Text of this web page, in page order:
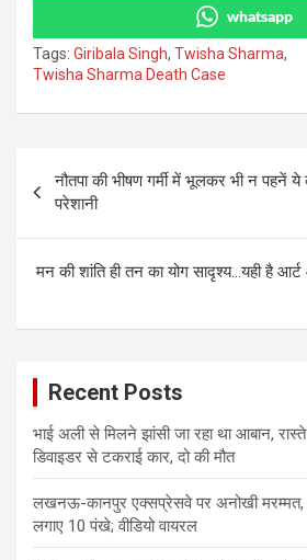
whatsapp
Tags: Giribala Singh, Twisha Sharma,
Twisha Sharma Death Case
Post
navigation
नौतपा की भीषण गर्मी में भूलकर भी न पहनें
परेशानी
मन की शांति ही तन का योग सादृश्य…यही है
Recent Posts
भाई अली से मिलने झांसी जा रहा था आबान,
डिवाइडर से टकराई कार, दो की मौत
लखनऊ-कानपुर एक्सप्रेसवे पर अनोखी
लगाए 10 पंखे; वीडियो वायरल